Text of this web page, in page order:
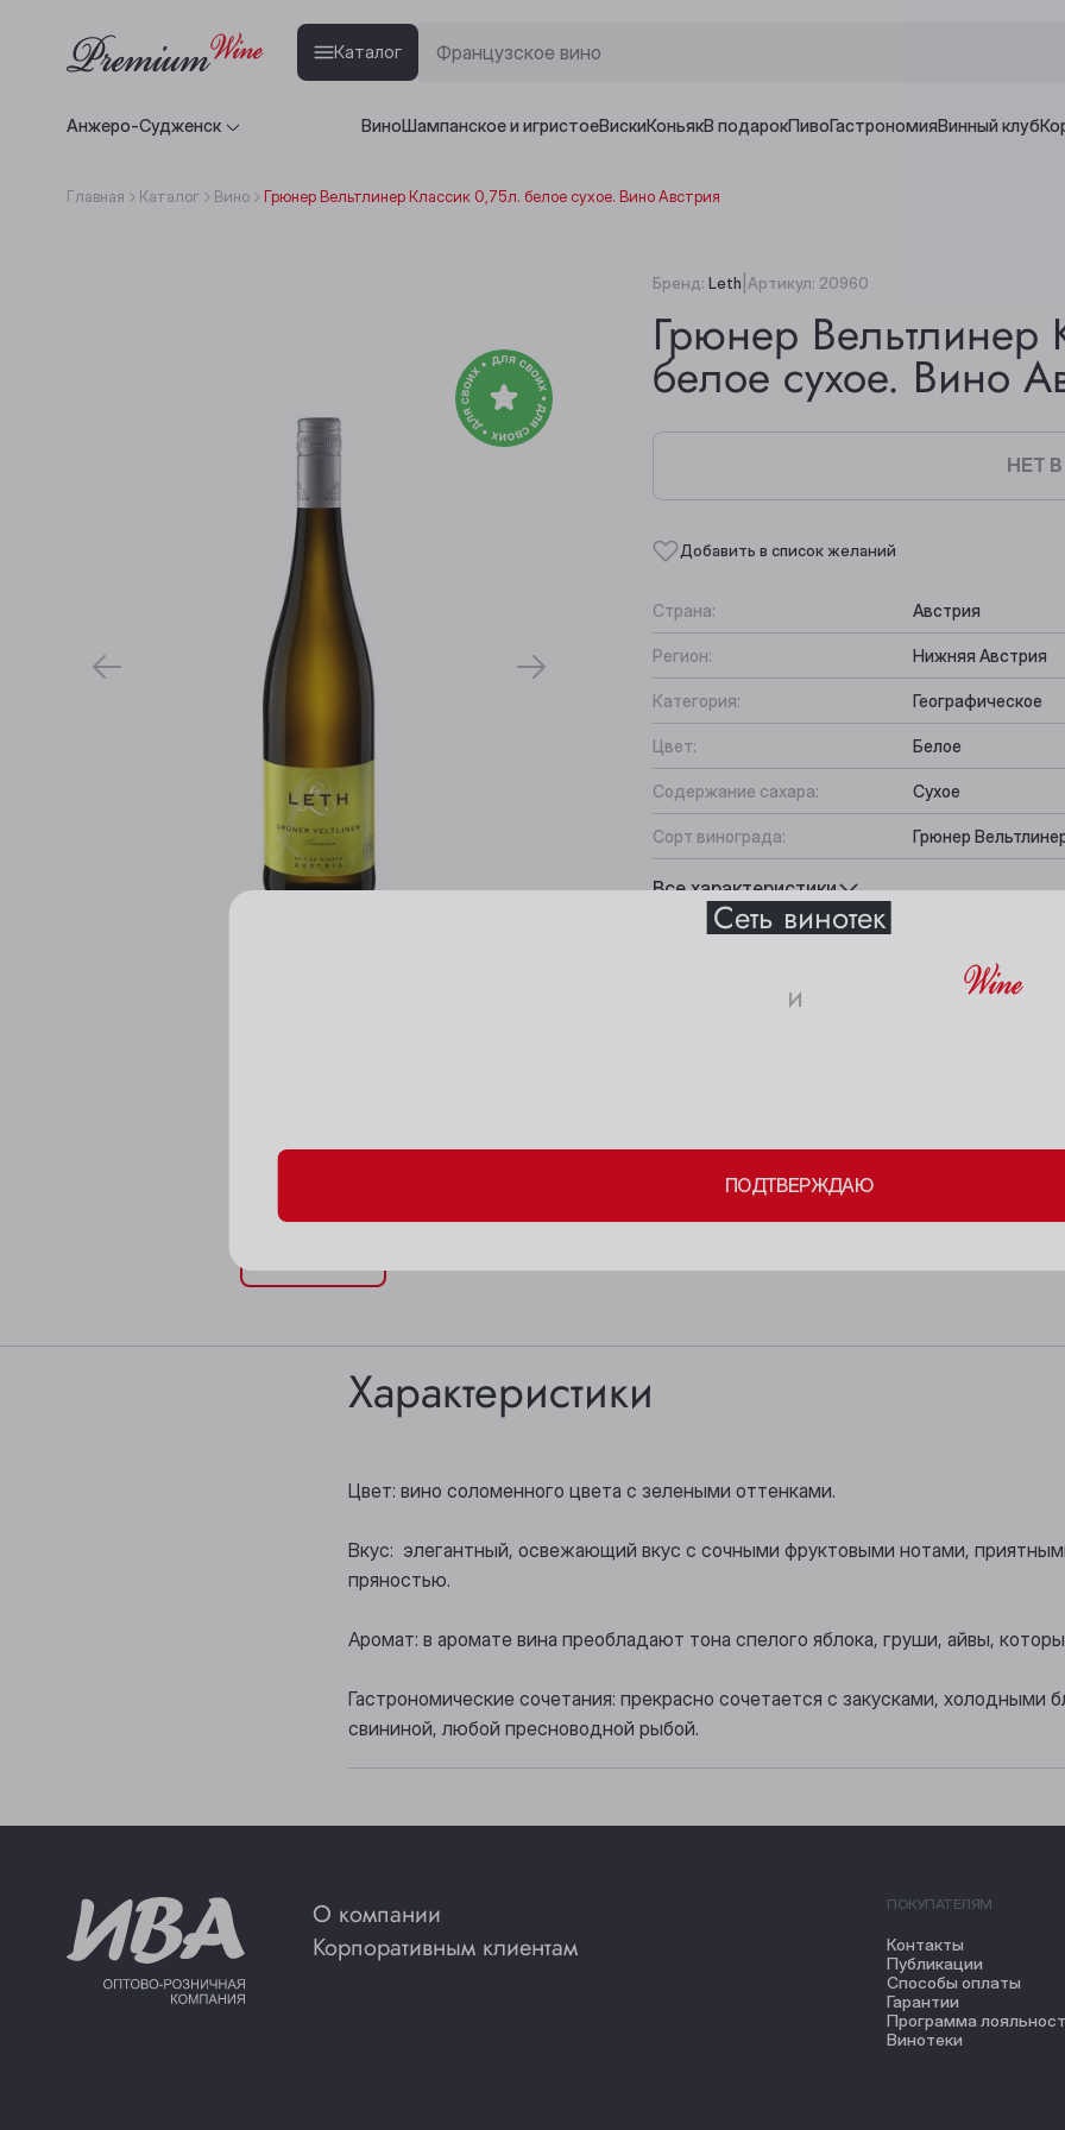
Каталог
Анжеро-Судженск ВиноШампанское и игристоеВискиКоньякВ подарокПивоГастрономияВинный клуб
Главная Каталог Вино Грюнер Вельтлинер Классик 0,75л. белое сухое. Вино Австрия
Бренд: Leth Артикул: 20960
Грюнер Вельтлинер
белое сухое. Вино
НЕТ
Добавить в список желаний
Страна: Австрия
Регион: Нижняя Австрия
Категория: Географическое
Цвет: Белое
Содержание сахара: Сухое
Сорт винограда: Грюнер
Все характеристики
Вкус:
Подходит к:
Характеристики
Цвет: вино соломенного цвета с зелеными оттенками.
Вкус: элегантный, освежающий вкус с сочными фруктовыми нотами,
пряностью.
Аромат: в аромате вина преобладают тона спелого яблока, груши, айвы,
Гастрономические сочетания: прекрасно сочетается с закусками,
свининой, любой пресноводной рыбой.
О компании
Корпоративным клиентам
ПОКУПАТЕЛЯМ
Контакты
Публикации
Способы оплаты
Гарантии
Программа
Винотеки
Выберите ваш город
Прокопьевск
Сеть винотек
и
ПОДТВЕРЖДАЮ